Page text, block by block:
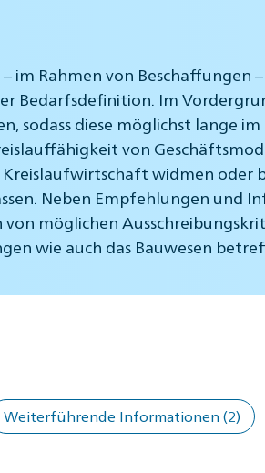
im Rahmen von Beschaffungen
Bedarfsdefinition. Im
sodass diese möglichst lange
von
widmen oder
Neben Empfehlungen und
möglichen
wie auch das Bauwesen
Weiterführende Informationen (2)